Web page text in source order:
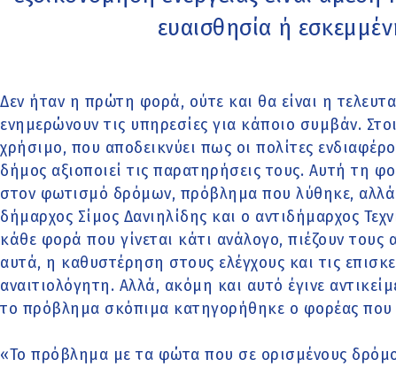
ευαισθησία ή
Δεν ήταν η πρώτη φορά, ούτε και θα είναι η
ενημερώνουν τις υπηρεσίες για κάποιο συμβάν.
χρήσιμο, που αποδεικνύει πως οι πολίτες
δήμος αξιοποιεί τις παρατηρήσεις τους. Αυτή τη
στον φωτισμό δρόμων, πρόβλημα που λύθηκε,
δήμαρχος Σίμος Δανιηλίδης και ο αντιδήμαρχος
κάθε φορά που γίνεται κάτι ανάλογο, πιέζουν
αυτά, η καθυστέρηση στους ελέγχους και τις
αναιτιολόγητη. Αλλά, ακόμη και αυτό έγινε
το πρόβλημα σκόπιμα κατηγορήθηκε ο φορέας που
«Το πρόβλημα με τα φώτα που σε ορισμένους